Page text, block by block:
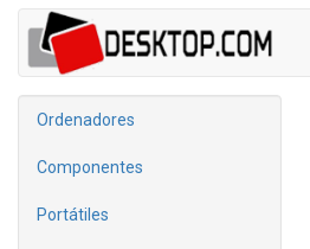
Ordenadores
Componentes
Portátiles